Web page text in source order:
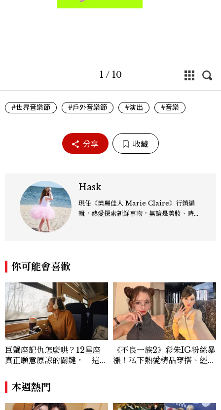
1 / 10
#世界音樂節 #戶外音樂節 #演出 #音樂
分享 收藏
Hask
現任《美麗佳人 Marie Claire》行銷編
輯，熱愛探索新鮮事物，無論是美妝、時
你可能會喜歡
巨蟹座記仇怎麼哄？12星座
真正願意原諒的關鍵，「這星
怎麼做
《不良一族2》彩朱IG粉絲暴
漲！私下熱愛精品穿搭、經營
本週熱門